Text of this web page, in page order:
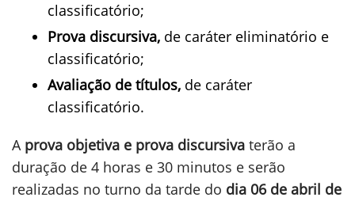
classificatório;
Prova discursiva, de caráter eliminatório e
classificatório;
Avaliação de títulos, de caráter
classificatório.
A prova objetiva e prova discursiva terão a
duração de 4 horas e 30 minutos e serão
realizadas no turno da tarde do dia 06 de abril de